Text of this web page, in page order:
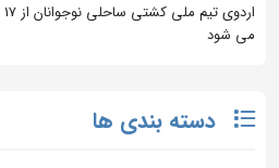
می شود
دسته بندی ها